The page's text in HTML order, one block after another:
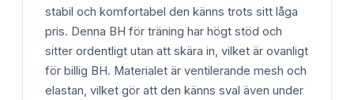
stabil och komfortabel den känns trots sitt låga
pris. Denna BH för träning har högt stöd och
sitter ordentligt utan att skära in, vilket är ovanligt
för billig BH. Materialet är ventilerande mesh och
elastan, vilket gör att den känns sval även under